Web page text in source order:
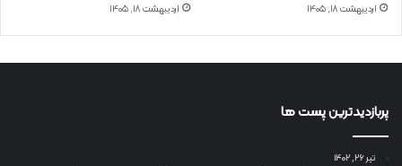
اردیبهشت ۱۸, ۱۴۰۵ اردیبهشت ۱۸, ۱۴۰۵
پربازدیدترین پست ها
تیر ۲۶, ۱۴۰۲